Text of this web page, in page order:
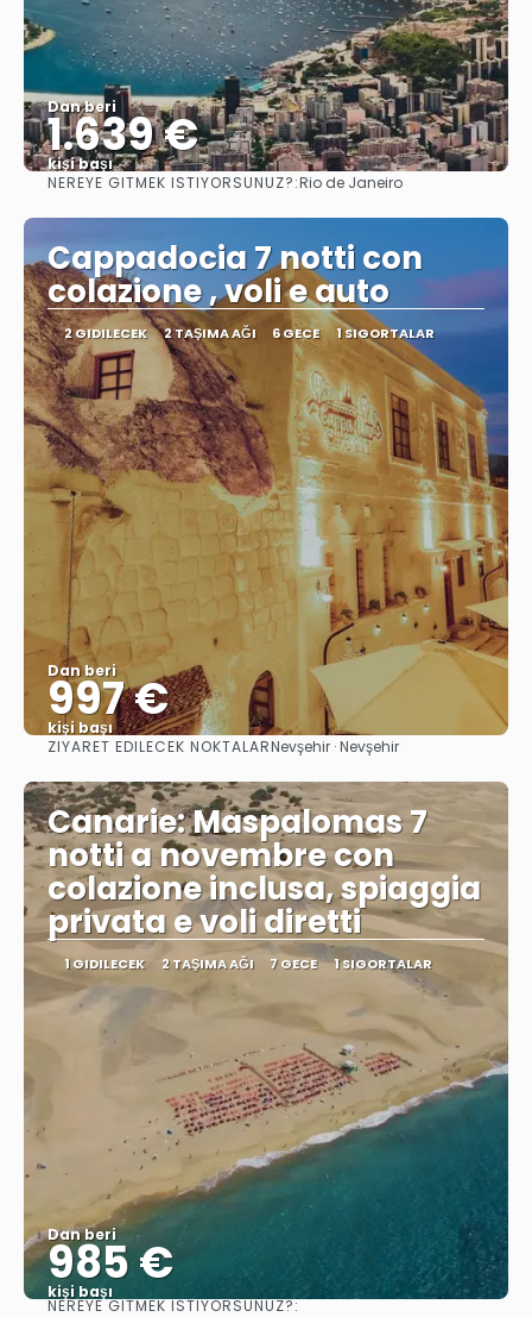
Dan beri
1.639 €
kişi başı
Görüntüle
NEREYE GITMEK ISTIYORSUNUZ?:Rio de Janeiro
Cappadocia 7 notti con
colazione , voli e auto
2 GIDILECEK 2 TAŞIMA AĞI 6 GECE 1 SIGORTALAR
Dan beri
997 €
kişi başı
Görüntüle
ZIYARET EDILECEK NOKTALARNevşehir · Nevşehir
Canarie: Maspalomas 7
notti a novembre con
colazione inclusa, spiaggia
privata e voli diretti
1 GIDILECEK 2 TAŞIMA AĞI 7 GECE 1 SIGORTALAR
Dan beri
985 €
kişi başı
NEREYE GITMEK ISTIYORSUNUZ?: